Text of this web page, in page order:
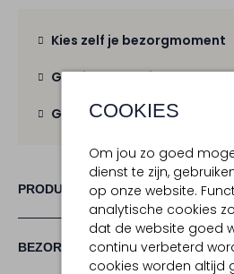
COOKIES
Om jou zo goed
dienst te zijn,
op onze website.
analytische cookies
dat de website goed
continu verbeterd
cookies worden altijd
Kies zelf je bezorgmoment
Gratis verzendingvanaf €
Gratis retourbinnen 30
PRODUCT INFORMATIE
BEZORGEN & RETOURNEREN